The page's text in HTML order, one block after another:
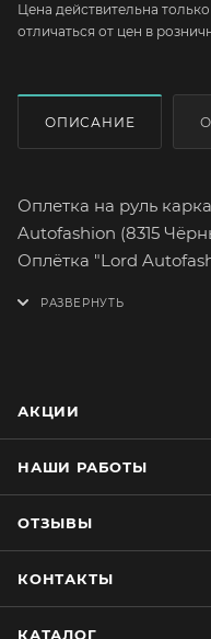
Цена действительна
отличаться от цен в
ОПИСАНИЕ
Оплетка на руль
Autofashion (8315
Оплётка "Lord
продуктом.
целостность
форму. Форму
каркас, который
АКЦИИ
НАШИ РАБОТЫ
ОТЗЫВЫ
КОНТАКТЫ
КАТАЛОГ